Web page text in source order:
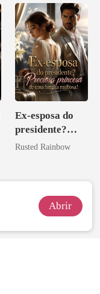
Ex-esposa do
presidente?
Preciosa
mafiosa!
Rusted Rainbow
Abrir